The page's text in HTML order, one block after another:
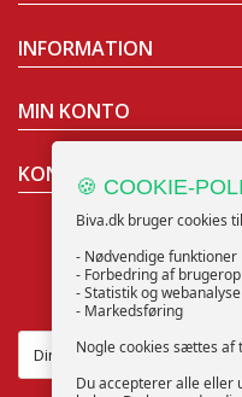
INFORMATION
MIN KONTO
KONTAKT OS
🍪 COOKIE-
Biva.dk bruger cookies til
- Nødvendige funktioner
- Forbedring af
- Statistik og webanalyse
- Markedsføring
Nogle cookies sættes af
Du accepterer alle eller